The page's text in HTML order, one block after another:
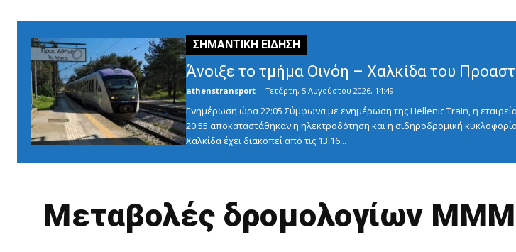
Άνοιξε το τμήμα Οινόη – Χαλκίδα του
athenstransport - Τετάρτη, 5 Αυγούστου 2026, 14:49
Ενημέρωση ώρα 22:05 Σύμφωνα με ενημέρωση της Hellenic Train, η
20:55 αποκαταστάθηκαν η ηλεκτροδότηση και η σιδηροδρομική
Χαλκίδα έχει διακοπεί από τις 13:16...
Μεταβολές δρομολογίων